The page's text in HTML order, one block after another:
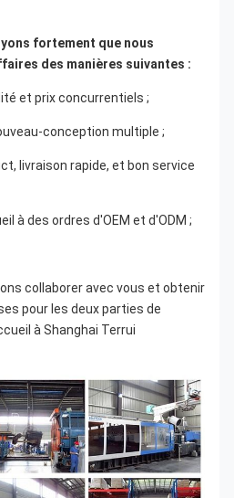
fortement que nous
des manières suivantes :
et prix concurrentiels ;
conception multiple ;
livraison rapide, et bon service
à des ordres d'OEM et d'ODM ;
collaborer avec vous et obtenir
pour les deux parties de
à Shanghai Terrui